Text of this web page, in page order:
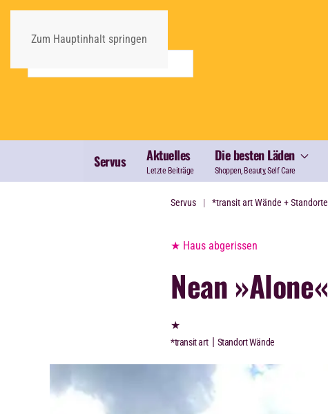
Zum Hauptinhalt springen
Servus Aktuelles
Letzte Beiträge
Die besten Läden
Shoppen, Beauty, Self Care
Servus *transit art Wände + Standorte
★ Haus abgerissen
Nean »Alone«
★
*transit art | Standort Wände